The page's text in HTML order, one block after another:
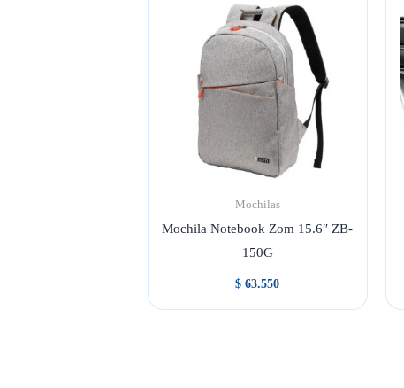
Mochilas
Mochila Notebook Zom 15.6″ ZB-
150G
$ 63.550